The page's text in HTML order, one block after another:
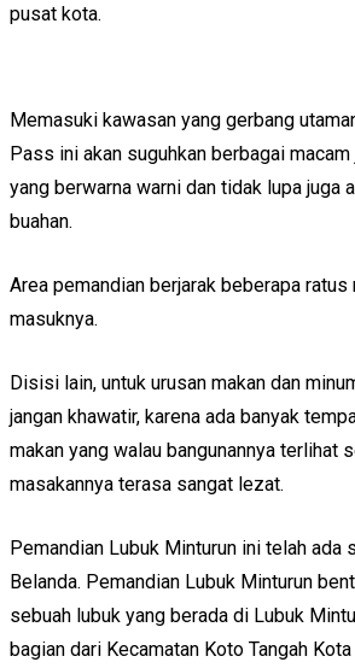
pusat kota.
Memasuki kawasan yang gerbang
Pass ini akan suguhkan berbagai
yang berwarna warni dan tidak lupa juga
buahan.
Area pemandian berjarak beberapa
masuknya.
Disisi lain, untuk urusan makan dan
jangan khawatir, karena ada banyak
makan yang walau bangunannya terlihat
masakannya terasa sangat lezat.
Pemandian Lubuk Minturun ini telah ada
Belanda. Pemandian Lubuk Minturun
sebuah lubuk yang berada di Lubuk
bagian dari Kecamatan Koto Tangah